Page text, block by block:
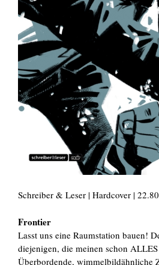
Schreiber & Leser | Hardcover |
Frontier
Lasst uns eine Raumstation bauen!
diejenigen, die meinen schon
Überbordende, wimmelbildähnliche